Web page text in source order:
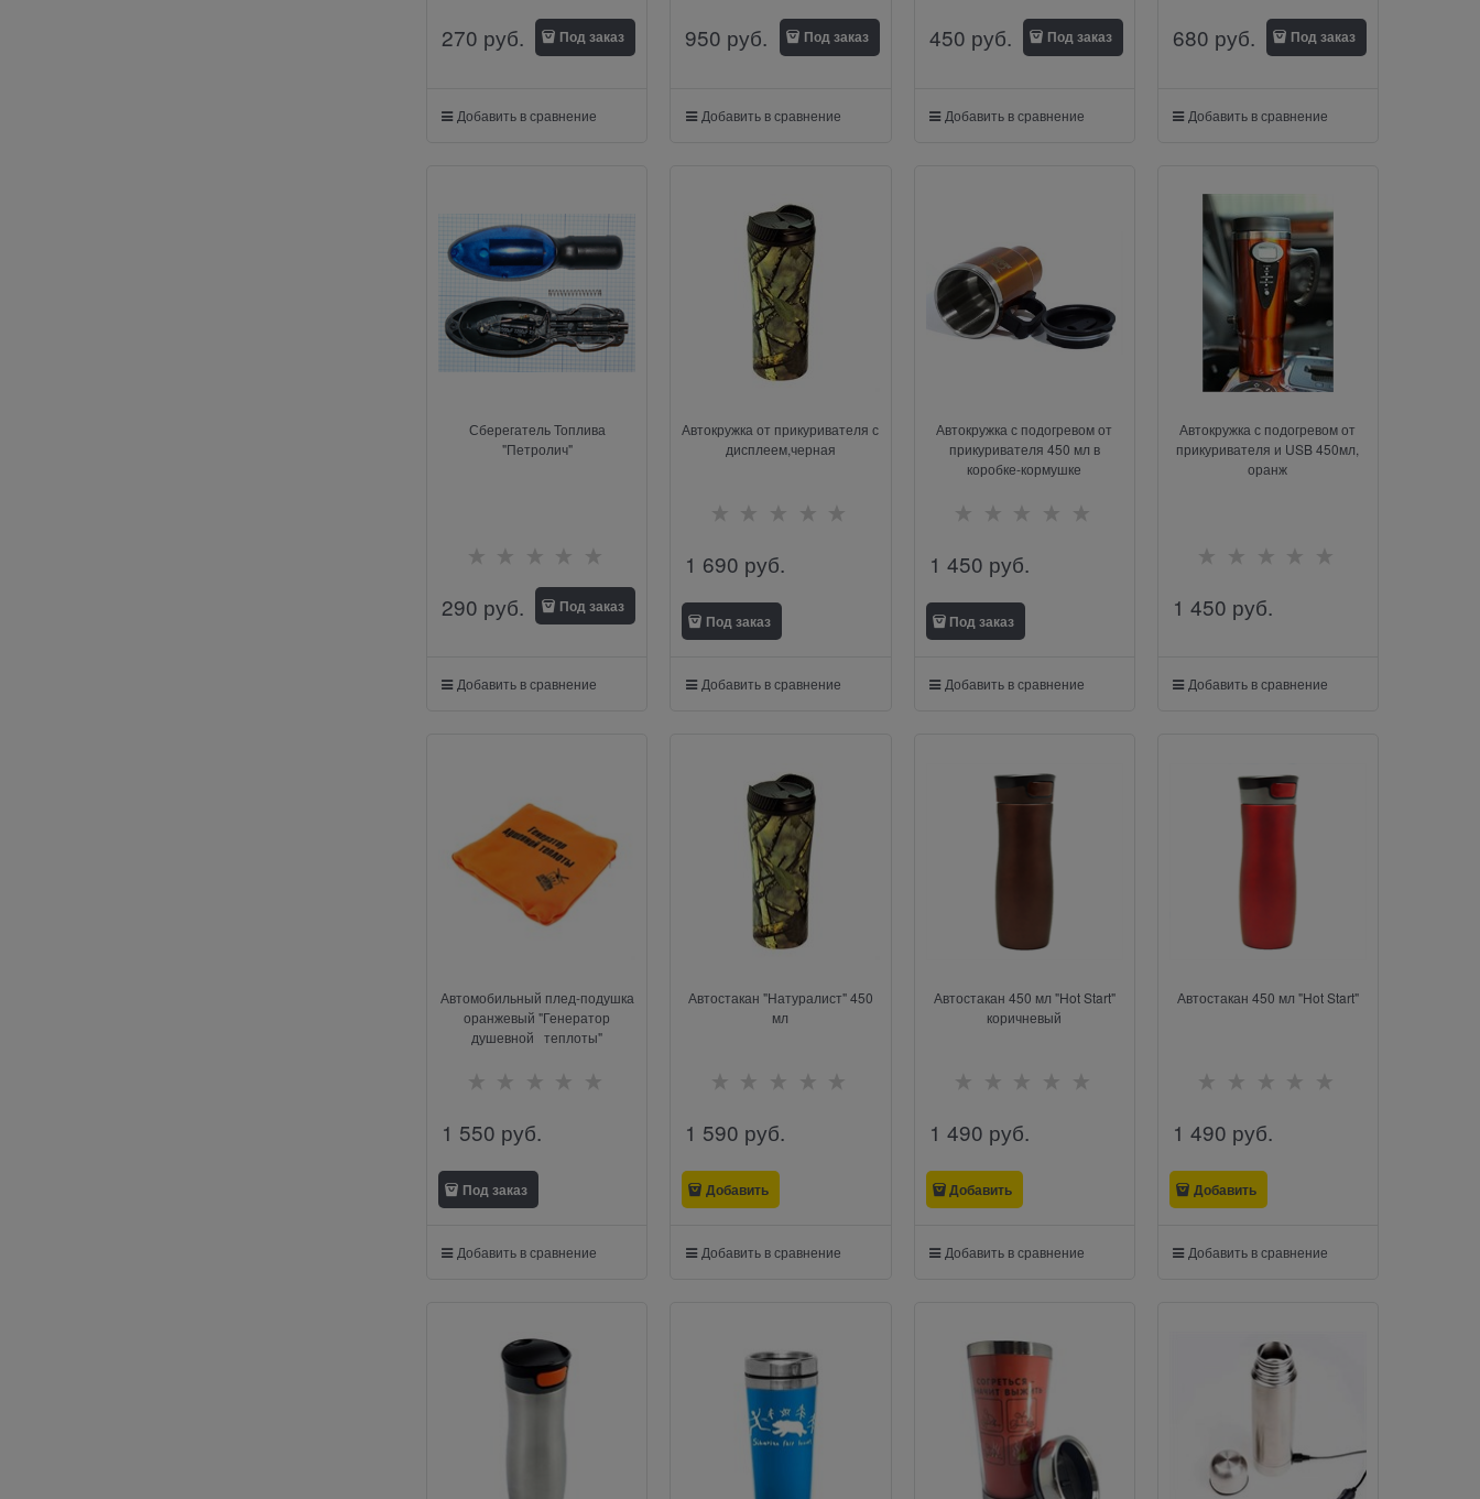
270 руб. Под заказ
Добавить в сравнение
950 руб. Под заказ
Добавить в сравнение
450 руб. Под заказ
Добавить в сравнение
680 руб. Под заказ
Добавить в сравнение
Сберегатель Топлива
"Петролич"
290 руб. Под заказ
Добавить в сравнение
Автокружка от прикуривателя с
дисплеем,черная
1 690 руб.
Под заказ
Добавить в сравнение
Автокружка с подогревом от
прикуривателя 450 мл в
коробке-кормушке
1 450 руб.
Под заказ
Добавить в сравнение
Автокружка с подогревом от
прикуривателя и USB 450мл,
оранж
1 450 руб.
Добавить в сравнение
Автомобильный плед-подушка
оранжевый "Генератор
душевной теплоты"
1 550 руб.
Под заказ
Добавить в сравнение
Автостакан "Натуралист" 450
мл
1 590 руб.
Добавить
Добавить в сравнение
Автостакан 450 мл "Hot Start"
коричневый
1 490 руб.
Добавить
Добавить в сравнение
Автостакан 450 мл "Hot Start"
1 490 руб.
Добавить
Добавить в сравнение